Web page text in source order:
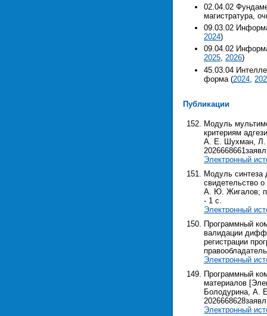
02.04.02
магистратура,
09.03.02
2024)
09.04.02
2025, 2026)
45.03.04
форма (2024
Публикации
Модуль
критериям
А. Е. Шухман, Л.
Электронный
Модуль синтеза
свидетельство
А. Ю. Жигалов;
- 1 с.
Электронный
Программный
валидации
регистрации
Электронный
Программный
материалов
Болодурина, А.
Электронный